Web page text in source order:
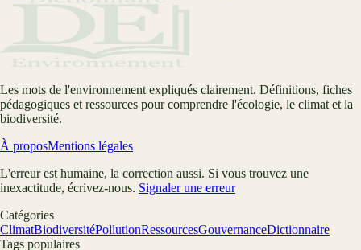
Les mots de l'environnement expliqués clairement. Définitions, fiches
pédagogiques et ressources pour comprendre l'écologie, le climat et la
biodiversité.
À proposMentions légales
L'erreur est humaine, la correction aussi. Si vous trouvez une
inexactitude, écrivez-nous. Signaler une erreur
Catégories
ClimatBiodiversitéPollutionRessourcesGouvernanceDictionnaire
Tags populaires